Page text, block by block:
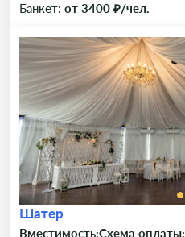
Банкет: от 3400 ₽/чел.
Шатер
Вместимость:Схема оплаты: